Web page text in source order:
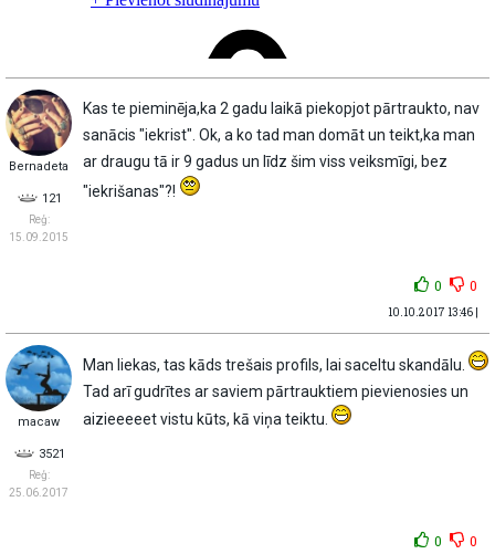
Bernadeta
121
Reģ:
15.09.2015
Kas te pieminēja,ka 2 gadu laikā piekopjot pārtraukto, nav
sanācis "iekrist". Ok, a ko tad man domāt un teikt,ka man
ar draugu tā ir 9 gadus un līdz šim viss veiksmīgi, bez
"iekrišanas"?!
0 0
10.10.2017 13:46 |
macaw
3521
Reģ:
25.06.2017
Man liekas, tas kāds trešais profils, lai saceltu skandālu.
Tad arī gudrītes ar saviem pārtrauktiem pievienosies un
aizieeeeet vistu kūts, kā viņa teiktu.
0 0